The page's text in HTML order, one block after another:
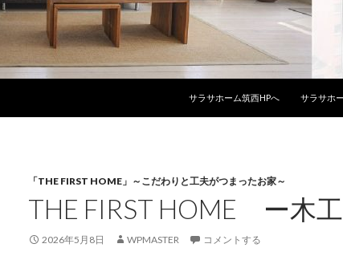
サラサホーム筑西HPへ
サラサホ
「THE FIRST HOME」～こだわりと工夫がつまったお家～
THE FIRST HOME ー木
2026年5月8日 WPMASTER コメントする